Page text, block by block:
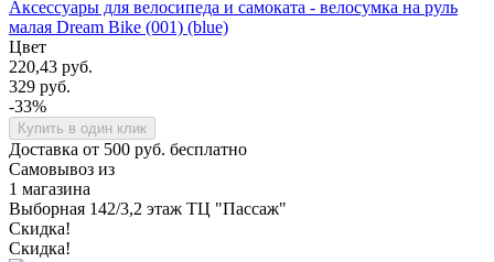
Аксессуары для велосипеда и самоката - велосумка на руль
малая Dream Bike (001) (blue)
Цвет
220,43 руб.
329 руб.
-33%
Купить в один клик
Доставка от 500 руб. бесплатно
Самовывоз из
1 магазина
Выборная 142/3,2 этаж ТЦ "Пассаж"
Скидка!
Скидка!